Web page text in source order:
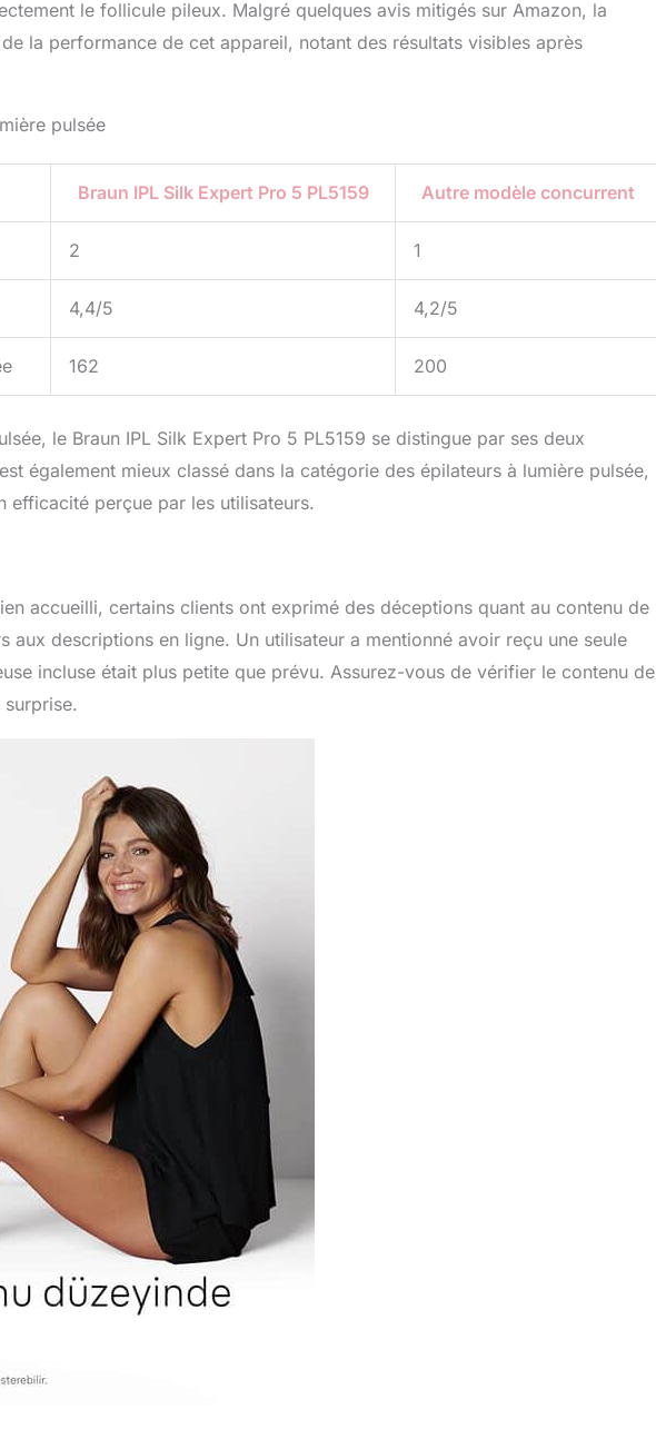
le follicule pileux. Malgré quelques avis mitigés sur Amazon, la
la performance de cet appareil, notant des résultats visibles après
pulsée
Braun IPL Silk Expert Pro 5 PL5159 Autre modèle concurrent
2 1
4,4/5 4,2/5
162 200
le Braun IPL Silk Expert Pro 5 PL5159 se distingue par ses deux
également mieux classé dans la catégorie des épilateurs à lumière pulsée,
efficacité perçue par les utilisateurs.
accueilli, certains clients ont exprimé des déceptions quant au contenu de
aux descriptions en ligne. Un utilisateur a mentionné avoir reçu une seule
incluse était plus petite que prévu. Assurez-vous de vérifier le contenu de